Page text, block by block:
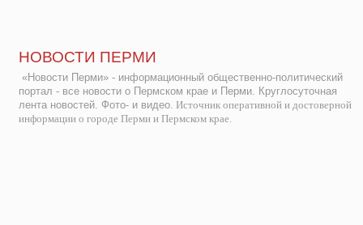
НОВОСТИ ПЕРМИ
«Новости Перми» - информационный общественно-политический
портал - все новости о Пермском крае и Перми. Круглосуточная
лента новостей. Фото- и видео. Источник оперативной и достоверной
информации о городе Перми и Пермском крае.